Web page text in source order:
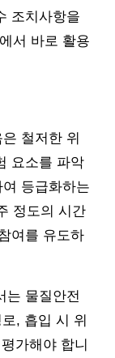
조치사항을
서 바로 활용
철저한 위
요소를 파악
등급화하는
정도의 시간
여를 유도하
는 물질안전
, 흡입 시 위
가해야 합니